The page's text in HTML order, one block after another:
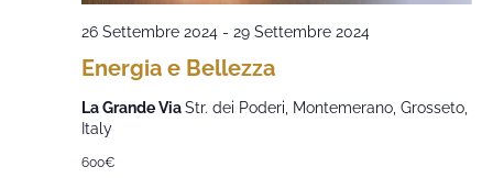
Energia e Bellezza
26 Settembre 2024- 29 Settembre 2024
La Grande ViaStr. dei Poderi, Montemerano, Grosseto,
Italy
600€